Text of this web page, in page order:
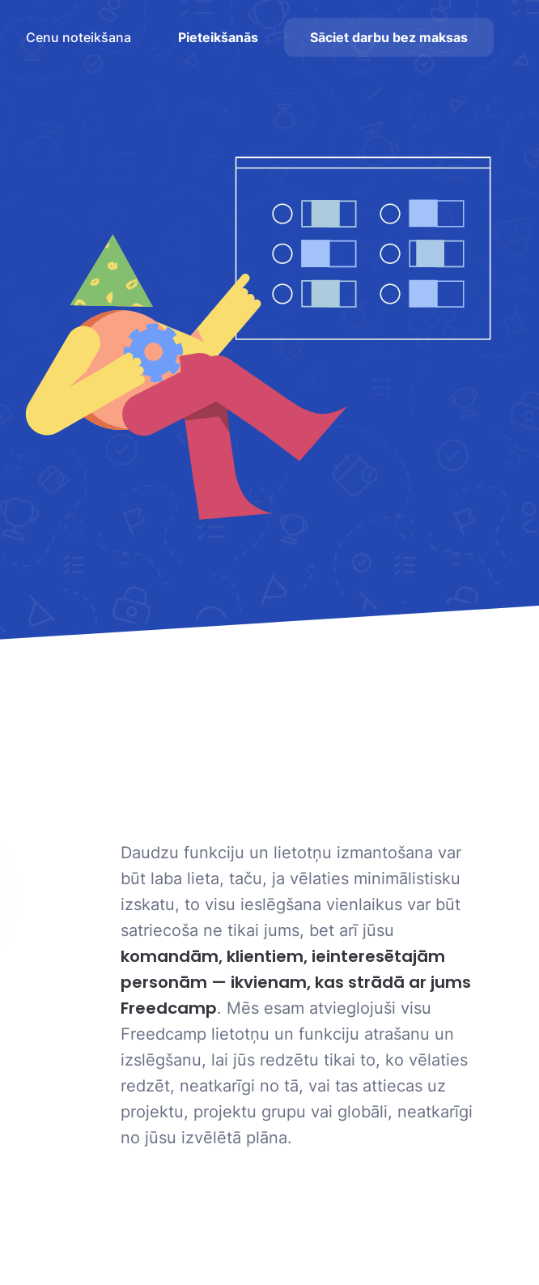
Cenu noteikšana Pieteikšanās Sāciet darbu bez maksas
Daudzu funkciju un lietotņu izmantošana var
būt laba lieta, taču, ja vēlaties minimālistisku
izskatu, to visu ieslēgšana vienlaikus var būt
satriecoša ne tikai jums, bet arī jūsu
komandām, klientiem, ieinteresētajām
personām — ikvienam, kas strādā ar jums
Freedcamp. Mēs esam atvieglojuši visu
Freedcamp lietotņu un funkciju atrašanu un
izslēgšanu, lai jūs redzētu tikai to, ko vēlaties
redzēt, neatkarīgi no tā, vai tas attiecas uz
projektu, projektu grupu vai globāli, neatkarīgi
no jūsu izvēlētā plāna.